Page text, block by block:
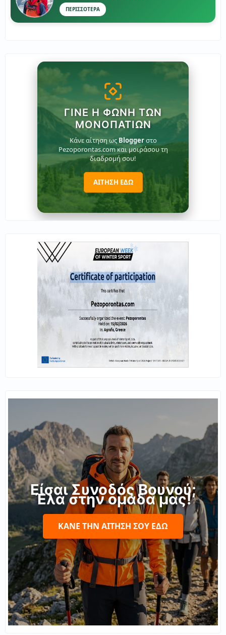
ΠΕΡΙΣΣΟΤΕΡΑ
ΓΊΝΕ Η ΦΩΝΉ ΤΩΝ
ΜΟΝΟΠΑΤΙΏΝ
Κάνε αίτηση ως Bloggerστο
Pezoporontas.com και μοιράσου τη
διαδρομή σου!
ΑΙΤΗΣΗ ΕΔΩ
Είσαι Συνοδός Βουνού;
Έλα στην ομάδα μας!
ΚΆΝΕ ΤΗΝ ΑΊΤΗΣΉ ΣΟΥ ΕΔΏ